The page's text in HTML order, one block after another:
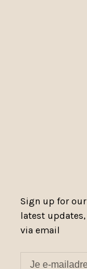
Sign up for
latest
via email